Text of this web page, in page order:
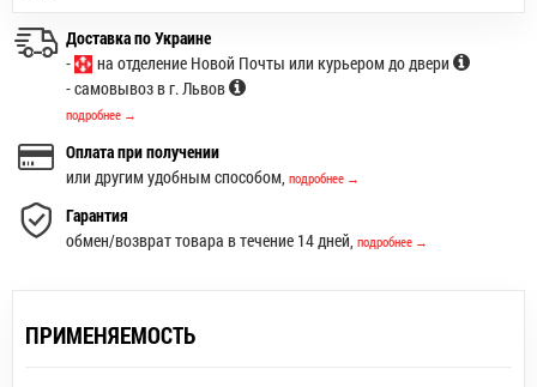
Доставка по Украине
-
на отделение Новой Почты или курьером до двери
- самовывоз в г. Львов
подробнее →
Оплата при получении
или другим удобным способом, подробнее →
Гарантия
обмен/возврат товара в течение 14 дней, подробнее →
ПРИМЕНЯЕМОСТЬ